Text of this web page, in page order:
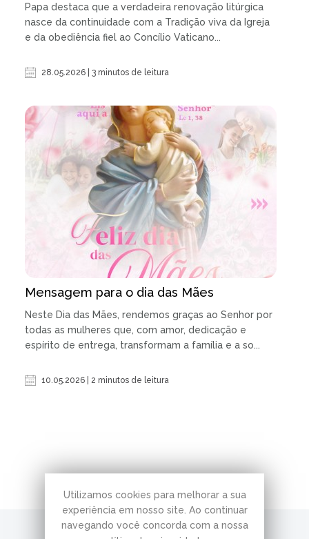
Utilizamos cookies para melhorar a sua
experiência em nosso site. Ao continuar
navegando você concorda com a nossa
Papa destaca que a verdadeira renovação litúrgica
nasce da continuidade com a Tradição viva da Igreja
e da obediência fiel ao Concílio Vaticano...
28.05.2026 | 3 minutos de leitura
Mensagem para o dia das Mães
Neste Dia das Mães, rendemos graças ao Senhor por
todas as mulheres que, com amor, dedicação e
espírito de entrega, transformam a família e a so...
10.05.2026 | 2 minutos de leitura